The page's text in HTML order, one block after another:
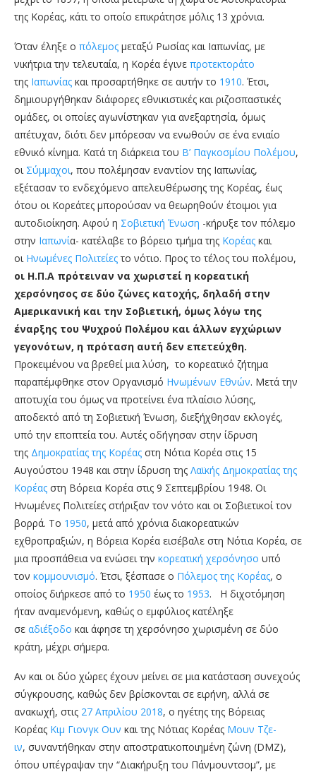
της Κορέας, κάτι το οποίο επικράτησε μόλις 13 χρόνια.
Όταν έληξε ο πόλεμος μεταξύ Ρωσίας και Ιαπωνίας, με
νικήτρια την τελευταία, η Κορέα έγινε προτεκτοράτο
της Ιαπωνίας και προσαρτήθηκε σε αυτήν το 1910. Έτσι,
δημιουργήθηκαν διάφορες εθνικιστικές και ριζοσπαστικές
ομάδες, οι οποίες αγωνίστηκαν για ανεξαρτησία, όμως
απέτυχαν, διότι δεν μπόρεσαν να ενωθούν σε ένα ενιαίο
εθνικό κίνημα. Κατά τη διάρκεια του Β’ Παγκοσμίου Πολέμου,
οι Σύμμαχοι, που πολέμησαν εναντίον της Ιαπωνίας,
εξέτασαν το ενδεχόμενο απελευθέρωσης της Κορέας, έως
ότου οι Κορεάτες μπορούσαν να θεωρηθούν έτοιμοι για
αυτοδιοίκηση. Αφού η Σοβιετική Ένωση -κήρυξε τον πόλεμο
στην Ιαπωνία- κατέλαβε το βόρειο τμήμα της Κορέας και
οι Ηνωμένες Πολιτείες το νότιο. Προς το τέλος του πολέμου,
οι Η.Π.Α πρότειναν να χωριστεί η κορεατική
χερσόνησος σε δύο ζώνες κατοχής, δηλαδή στην
Αμερικανική και την Σοβιετική, όμως λόγω της
έναρξης του Ψυχρού Πολέμου και άλλων εγχώριων
γεγονότων, η πρόταση αυτή δεν επετεύχθη.
Προκειμένου να βρεθεί μια λύση, το κορεατικό ζήτημα
παραπέμφθηκε στον Οργανισμό Ηνωμένων Εθνών. Μετά την
αποτυχία του όμως να προτείνει ένα πλαίσιο λύσης,
αποδεκτό από τη Σοβιετική Ένωση, διεξήχθησαν εκλογές,
υπό την εποπτεία του. Αυτές οδήγησαν στην ίδρυση
της Δημοκρατίας της Κορέας στη Νότια Κορέα στις 15
Αυγούστου 1948 και στην ίδρυση της Λαϊκής Δημοκρατίας της
Κορέας στη Βόρεια Κορέα στις 9 Σεπτεμβρίου 1948. Οι
Ηνωμένες Πολιτείες στήριξαν τον νότο και οι Σοβιετικοί τον
βορρά. Το 1950, μετά από χρόνια διακορεατικών
εχθροπραξιών, η Βόρεια Κορέα εισέβαλε στη Νότια Κορέα, σε
μια προσπάθεια να ενώσει την κορεατική χερσόνησο υπό
τον κομμουνισμό. Έτσι, ξέσπασε ο Πόλεμος της Κορέας, ο
οποίος διήρκεσε από το 1950 έως το 1953. Η διχοτόμηση
ήταν αναμενόμενη, καθώς ο εμφύλιος κατέληξε
σε αδιέξοδο και άφησε τη χερσόνησο χωρισμένη σε δύο
κράτη, μέχρι σήμερα.
Αν και οι δύο χώρες έχουν μείνει σε μια κατάσταση συνεχούς
σύγκρουσης, καθώς δεν βρίσκονται σε ειρήνη, αλλά σε
ανακωχή, στις 27 Απριλίου 2018, ο ηγέτης της Βόρειας
Κορέας Κιμ Γιονγκ Ουν και της Νότιας Κορέας Μουν Τζε-
ιν, συναντήθηκαν στην αποστρατικοποιημένη ζώνη (DMZ),
όπου υπέγραψαν την “Διακήρυξη του Πάνμουντσομ”, με